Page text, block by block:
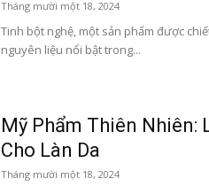
Tháng mười một 18, 2024
Tinh bột nghệ, một sản phẩm được
nguyên liệu nổi bật trong...
Mỹ Phẩm Thiên Nhiên:
Cho Làn Da
Tháng mười một 18, 2024